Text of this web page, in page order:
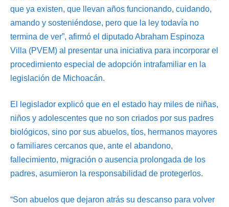
que ya existen, que llevan años funcionando, cuidando,
amando y sosteniéndose, pero que la ley todavía no
termina de ver”, afirmó el diputado Abraham Espinoza
Villa (PVEM) al presentar una iniciativa para incorporar el
procedimiento especial de adopción intrafamiliar en la
legislación de Michoacán.
El legislador explicó que en el estado hay miles de niñas,
niños y adolescentes que no son criados por sus padres
biológicos, sino por sus abuelos, tíos, hermanos mayores
o familiares cercanos que, ante el abandono,
fallecimiento, migración o ausencia prolongada de los
padres, asumieron la responsabilidad de protegerlos.
“Son abuelos que dejaron atrás su descanso para volver